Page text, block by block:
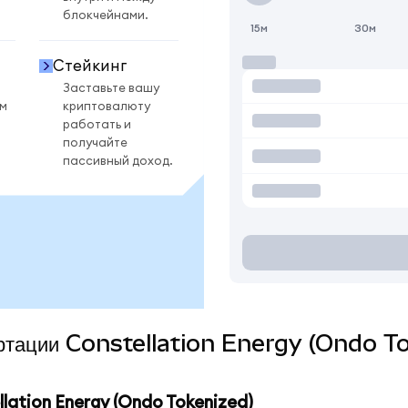
блокчейнами.
Стейкинг
Заставьте вашу
криптовалюту
работать и
получайте
пассивный доход.
15м 30м
Constellation Energy (Ondo
Energy (Ondo Tokenized)